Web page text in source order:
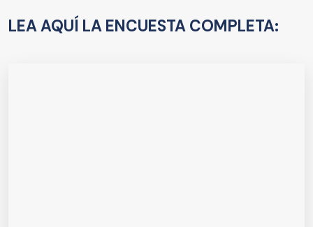
LEA AQUÍ LA ENCUESTA COMPLETA: